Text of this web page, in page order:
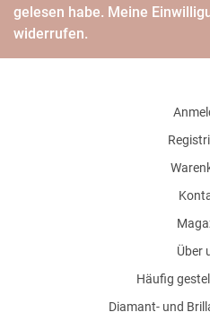
gelesen habe. Meine
widerrufen.
Über
Häufig
Diamant- und